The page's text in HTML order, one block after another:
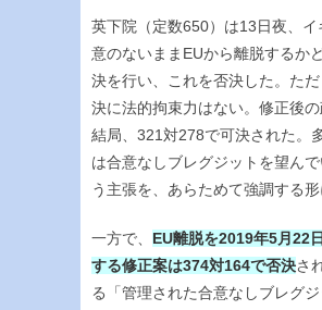
英下院（定数650）は13日夜、イ
意のないままEUから離脱するか
決を行い、これを否決した。た
決に法的拘束力はない。修正後
結局、321対278で可決された。
は合意なしブレグジットを望ん
う主張を、あらためて強調する形
一方で、 EU離脱を2019年5月22
する修正案は374対164で否決さ
る「管理された合意なしブレグ